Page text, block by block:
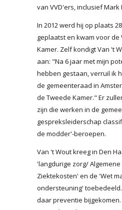
van VVD'ers, inclusief Mark
In 2012 werd hij op plaats
geplaatst en kwam voor de
Kamer. Zelf kondigt Van 't
aan: "Na 6 jaar met mijn
hebben gestaan, verruil ik
de gemeenteraad in
de Tweede Kamer." Er
zijn die werken in de
gespreksleiderschap
de modder'-beroepen.
Van 't Wout kreeg in Den
'langdurige zorg/
Ziektekosten' en de 'Wet
ondersteuning'
daar preventie